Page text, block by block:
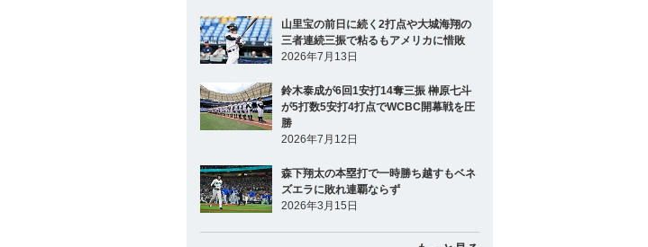
山里宝の前日に続く2打点や大城海翔の
三者連続三振で粘るもアメリカに惜敗
2026年7月13日
鈴木泰成が6回1安打14奪三振 榊原七斗
が5打数5安打4打点でWCBC開幕戦を圧
勝
2026年7月12日
森下翔太の本塁打で一時勝ち越すもベネ
ズエラに敗れ連覇ならず
2026年3月15日